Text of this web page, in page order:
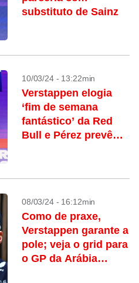
substituto de Sainz
10/03/24 - 13:22min
Verstappen elogia
‘fim de semana
fantástico’ da Red
Bull e Pérez prevê
08/03/24 - 16:12min
Como de praxe,
Verstappen garante a
pole; veja o grid para
o GP da Arábia